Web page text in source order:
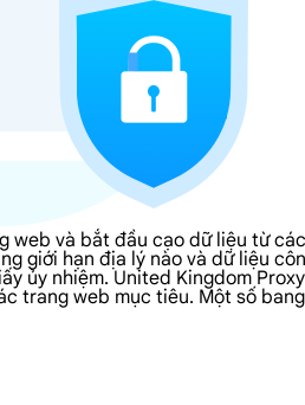
web và bắt đầu cạo dữ liệu từ
giới hạn địa lý nào và dữ liệu
ủy nhiệm. United Kingdom
trang web mục tiêu. Một số